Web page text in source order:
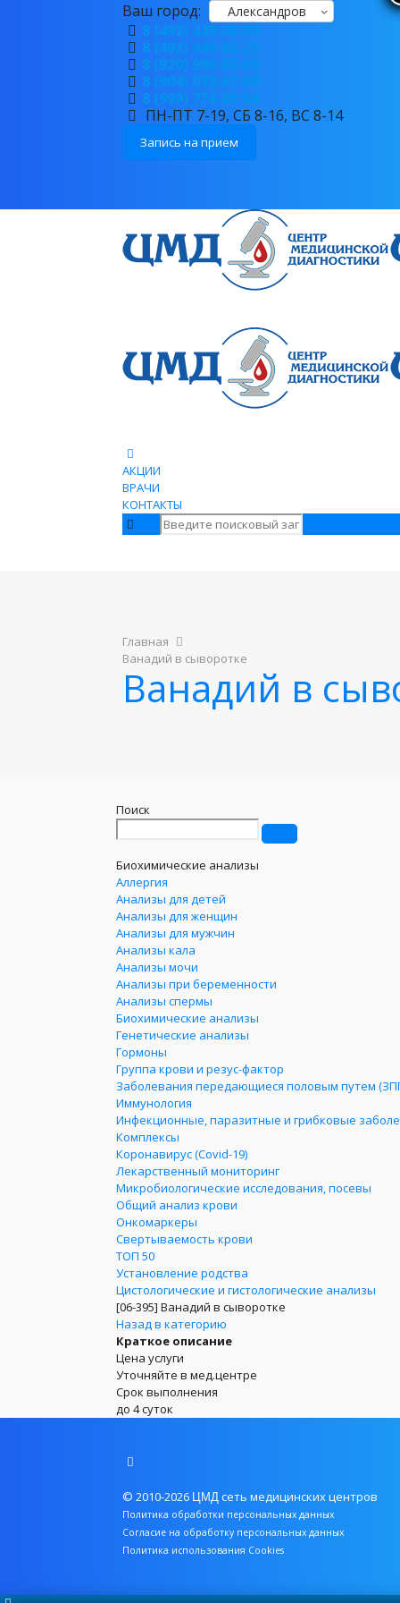
Ваш город: Александров
8 (492) 449-38-39
8 (492) 449-82-29
8 (920) 906-83-80
8 (904) 039-67-68
8 (999) 774-89-94
ПН-ПТ 7-19, СБ 8-16, ВС 8-14
Запись на прием
АКЦИИ
ВРАЧИ
КОНТАКТЫ
Главная
Ванадий в сыворотке
Ванадий в
Поиск
Биохимические анализы
Аллергия
Анализы для детей
Анализы для женщин
Анализы для мужчин
Анализы кала
Анализы мочи
Анализы при беременности
Анализы спермы
Биохимические анализы
Генетические анализы
Гормоны
Группа крови и резус-фактор
Заболевания передающиеся половым путем
Иммунология
Инфекционные, паразитные и грибковые
Комплексы
Коронавирус (Covid-19)
Лекарственный мониторинг
Микробиологические исследования, посевы
Общий анализ крови
Онкомаркеры
Свертываемость крови
ТОП 50
Установление родства
Цистологические и гистологические анализы
[06-395] Ванадий в сыворотке
Назад в категорию
Краткое описание
Цена услуги
Уточняйте в мед.центре
Срок выполнения
до 4 суток
© 2010-2026 ЦМД сеть медицинских центров
Политика обработки персональных данных
Согласие на обработку персональных данных
Политика использования Cookies